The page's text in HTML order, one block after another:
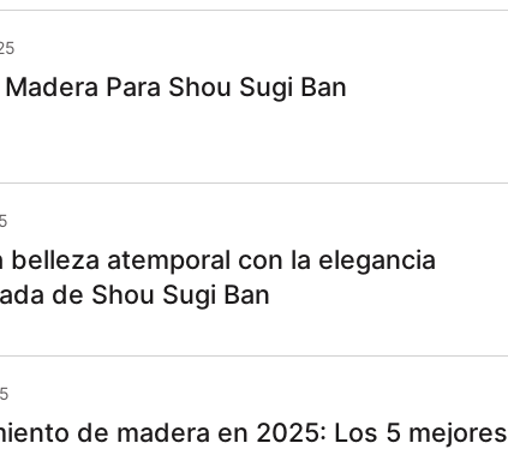
Para Shou Sugi Ban
belleza atemporal con la elegancia
de Shou Sugi Ban
de madera en 2025: Los 5 mejores